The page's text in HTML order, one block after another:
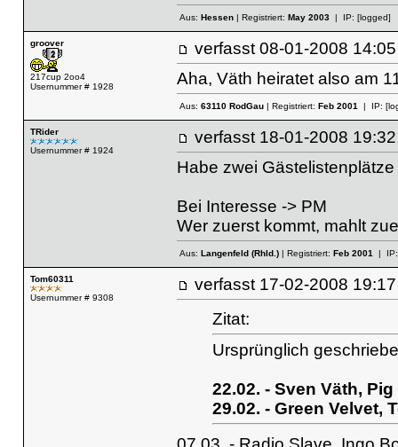
Aus: Hessen| Registriert: May 2003| IP: [logged]
groover
217cup 2oo4
Usernummer # 1928
verfasst 08-01-2008
Aha, Väth heiratet also am
Aus: 63110 RodGau| Registriert: Feb 2001| IP:
TRider
Usernummer # 1924
verfasst 18-01-2008
Habe zwei
Bei Interesse -> PM
Wer zuerst kommt, mahlt
Aus: Langenfeld (Rhld.)| Registriert: Feb 2001|
Tom60311
Usernummer # 9308
verfasst 17-02-2008
Zitat:
Ursprünglich
22.02. - Sven Väth, Pig
29.02. - Green Velvet,